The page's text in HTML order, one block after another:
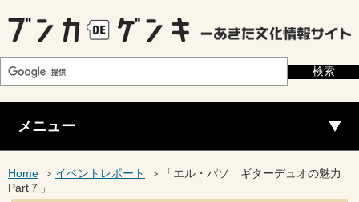
メニュー
Home イベントレポート
「エル・パソ ギターデュオの魅力
Part７」